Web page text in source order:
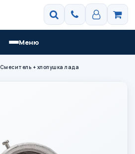
Меню
Смеситель + хлопушка лада